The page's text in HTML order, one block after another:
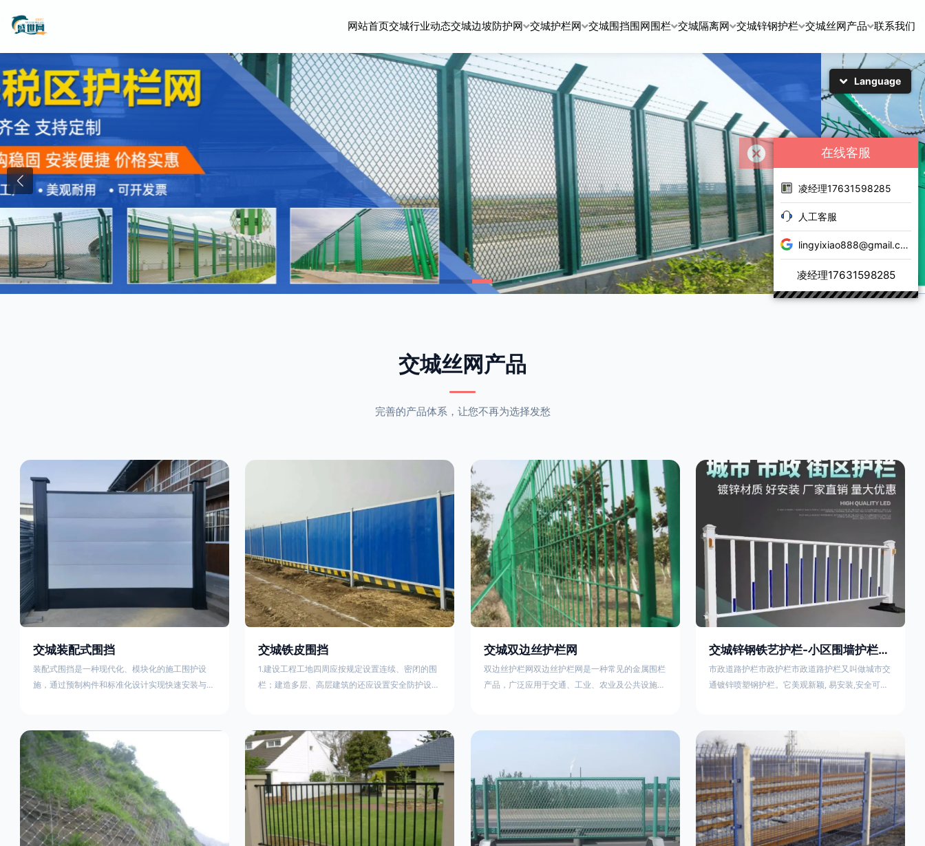
网站首页交城行业动态交城边坡防护网 交城护栏网 交城围挡围网围栏 交城隔离网 交城锌钢护栏 交城丝网产品 联系我们
交城丝网产品
完善的产品体系，让您不再为选择发愁
交城装配式围挡
装配式围挡是一种现代化、模块化的施工围护设
施，通过预制构件和标准化设计实现快速安装与重
管立柱）与镀锌钢板、彩钢板等面板组合而成，通
过斜拉撑、横撑加强筋等部件增强整体稳定性立柱
规格：通常为100×100mm或120×120mm方管，壁
厚2.5-3.0mm；面板采用0.5-0.9mm镀锌板轧折成
型连接方式：采用C型
交城铁皮围挡
1.建设工程工地四周应按规定设置连续、密闭的围
栏；建造多层、高层建筑的还应设置安全防护设
在其他路段设置的围栏，其高度不得低于1.8m。2.
围档使用的材料应保证围栏稳固、整洁、美观。市
政工程项目工地，可按工程进度分段设置围栏或按
规定使用统一的连续性护栏设施。施工单位不得在
工地围栏外堆放建筑材料、垃圾和工程渣土。在
交城双边丝护栏网
双边丝护栏网双边丝护栏网是一种常见的金属围栏
产品，广泛应用于交通、工业、农业及公共设施等
及技术规范进行综合解析：一、基本概述定义与结
接或编织形成网格结构，网片两侧各有一根加固的
纵向钢丝（双边丝），用于与立柱连接固定。其表
面通常采用镀锌、喷塑或浸塑处理，以增强耐腐蚀
性
交城锌钢铁艺护栏-小区围墙护栏- 2025年17631598285新报价
市政道路护栏市政护栏市政道路护栏又叫做城市交
通镀锌喷塑钢护栏。它美观新颖, 易安装,安全可靠,
口等的隔离。主导产品：太阳能防眩光护栏，镀锌
钢质隔离栏，市政道路隔离护栏，人行道路护栏，
机动与非机动隔离护栏、道路中心隔离护栏、带广
告牌道路隔离护栏、河道安全护栏、草坪花坛护栏
等市政道路隔离护栏规格齐全、品种多，可以任
在线客服
凌经理17631598285
人工客服
lingyixiao888@gmail.com
凌经理17631598285
Language
简体中文
English
日本語
한국어